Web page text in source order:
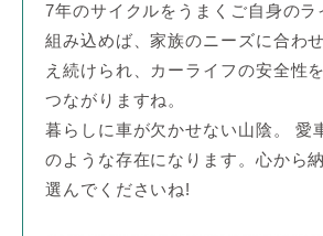
7年のサイクルをうまくご自身のラ
組み込めば、家族のニーズに合わ
え続けられ、カーライフの安全性
つながりますね。
暮らしに車が欠かせない山陰。 愛
のような存在になります。心から
選んでくださいね!